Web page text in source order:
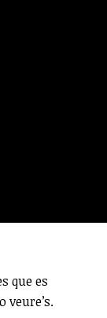
que es
veure’s.